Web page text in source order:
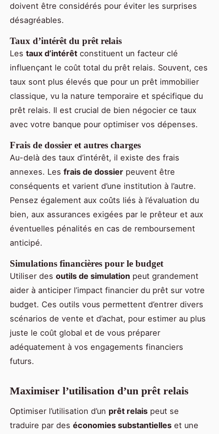
doivent être considérés pour éviter les surprises
désagréables.
Taux d’intérêt du prêt relais
Les taux d’intérêt constituent un facteur clé
influençant le coût total du prêt relais. Souvent, ces
taux sont plus élevés que pour un prêt immobilier
classique, vu la nature temporaire et spécifique du
prêt relais. Il est crucial de bien négocier ce taux
avec votre banque pour optimiser vos dépenses.
Frais de dossier et autres charges
Au-delà des taux d’intérêt, il existe des frais
annexes. Les frais de dossier peuvent être
conséquents et varient d’une institution à l’autre.
Pensez également aux coûts liés à l’évaluation du
bien, aux assurances exigées par le prêteur et aux
éventuelles pénalités en cas de remboursement
anticipé.
Simulations financières pour le budget
Utiliser des outils de simulation peut grandement
aider à anticiper l’impact financier du prêt sur votre
budget. Ces outils vous permettent d’entrer divers
scénarios de vente et d’achat, pour estimer au plus
juste le coût global et de vous préparer
adéquatement à vos engagements financiers
futurs.
Maximiser l’utilisation d’un prêt relais
Optimiser l’utilisation d’un prêt relais peut se
traduire par des économies substantielles et une